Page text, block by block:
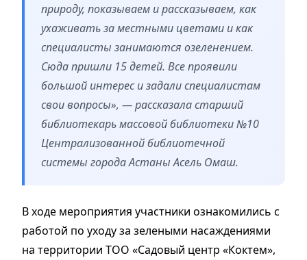
природу, показываем и рассказываем, как
ухаживать за местными цветами и как
специалисты занимаются озеленением.
Сюда пришли 15 детей. Все проявили
большой интерес и задали специалистам
свои вопросы», — рассказала старший
библиотекарь массовой библиотеки №10
Централизованной библиотечной
системы города Астаны Асель Омаш.
В ходе мероприятия участники ознакомились с
работой по уходу за зелеными насаждениями
на территории ТОО «Садовый центр «Коктем»,